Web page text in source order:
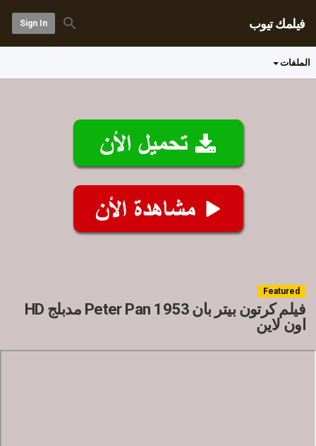
فيلمك تيوب Sign In
الملفات
Featured
فيلم كرتون بيتر بان 1953 Peter Pan مدبلج HD
اون لاين